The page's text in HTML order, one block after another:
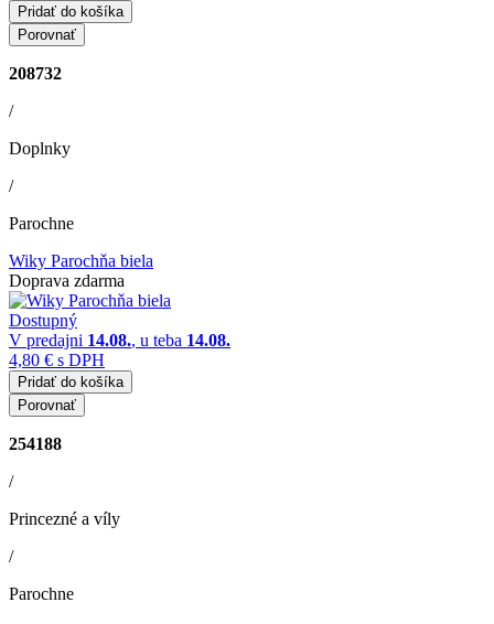
Pridať do košíka
Porovnať
208732
/
Doplnky
/
Parochne
Wiky Parochňa biela
Doprava zdarma
Dostupný
V predajni 14.08., u teba 14.08.
4,80 € s DPH
Pridať do košíka
Porovnať
254188
/
Princezné a víly
/
Parochne